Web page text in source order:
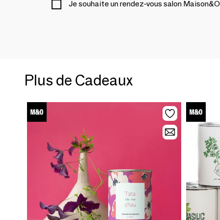
Je souhaite un rendez-vous salon
Plus de Cadeaux